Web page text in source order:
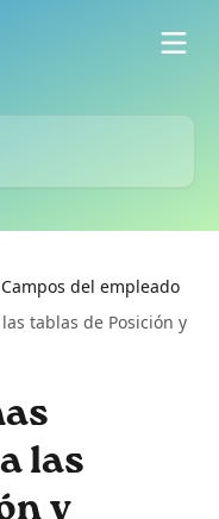
Campos del empleado
tablas de Posición y
las
y